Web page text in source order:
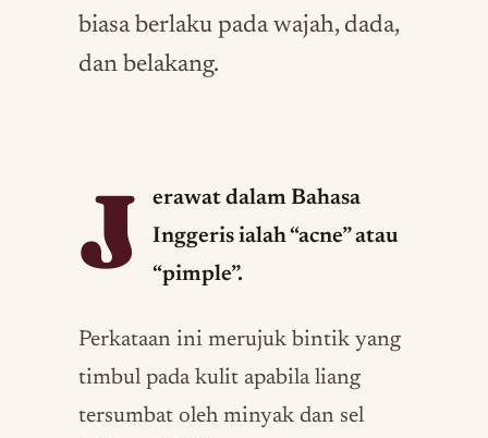
biasa berlaku pada wajah, dada,
dan belakang.
J
erawat dalam Bahasa
Inggeris ialah “acne” atau
“pimple”.
Perkataan ini merujuk bintik yang
timbul pada kulit apabila liang
tersumbat oleh minyak dan sel